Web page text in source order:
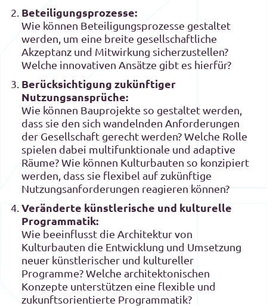
Beteiligungsprozesse:
Wie können Beteiligungsprozesse gestaltet
werden, um eine breite gesellschaftliche
Akzeptanz und Mitwirkung sicherzustellen?
Welche innovativen Ansätze gibt es hierfür?
Berücksichtigung zukünftiger
Nutzungsansprüche:
Wie können Bauprojekte so gestaltet werden,
dass sie den sich wandelnden Anforderungen
der Gesellschaft gerecht werden? Welche Rolle
spielen dabei multifunktionale und adaptive
Räume? Wie können Kulturbauten so konzipiert
werden, dass sie flexibel auf zukünftige
Nutzungsanforderungen reagieren können?
Veränderte künstlerische und kulturelle
Programmatik:
Wie beeinflusst die Architektur von
Kulturbauten die Entwicklung und Umsetzung
neuer künstlerischer und kultureller
Programme? Welche architektonischen
Konzepte unterstützen eine flexible und
zukunftsorientierte Programmatik?